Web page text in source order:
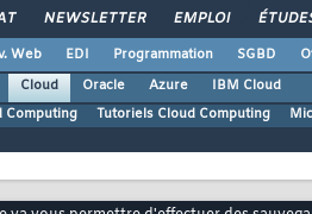
NEWSLETTER EMPLOI
Web EDI Programmation SGBD
Cloud
Oracle Azure
IBM Cloud
Computing Tutoriels Cloud Computing